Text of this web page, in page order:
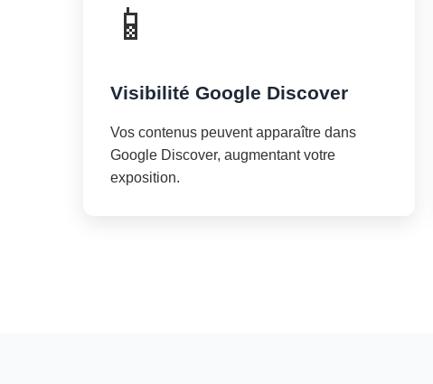
📱
Visibilité Google Discover
Vos contenus peuvent apparaître dans
Google Discover, augmentant votre
exposition.